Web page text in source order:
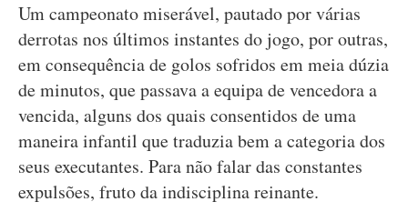
Um campeonato miserável, pautado por várias
derrotas nos últimos instantes do jogo, por outras,
em consequência de golos sofridos em meia dúzia
de minutos, que passava a equipa de vencedora a
vencida, alguns dos quais consentidos de uma
maneira infantil que traduzia bem a categoria dos
seus executantes. Para não falar das constantes
expulsões, fruto da indisciplina reinante.